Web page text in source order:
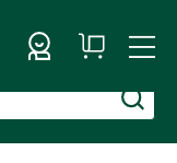
Sign In
My
Cart